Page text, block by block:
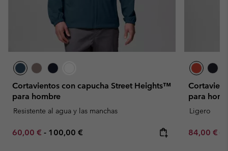
Cortavientos con capucha Street Heights™
para hombre
Resistente al agua y las manchas
Minimum sale price:
60,00 € - Maximum price:
100,00 €
para
Ligero
Sale price:
84,00 €